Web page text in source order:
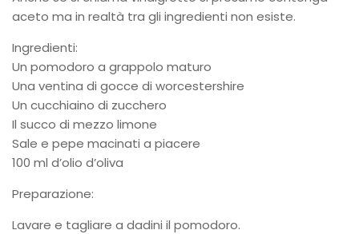
aceto ma in realtà tra gli ingredienti non esiste.
Ingredienti:
Un pomodoro a grappolo maturo
Una ventina di gocce di worcestershire
Un cucchiaino di zucchero
Il succo di mezzo limone
Sale e pepe macinati a piacere
100 ml d’olio d’oliva
Preparazione:
Lavare e tagliare a dadini il pomodoro.